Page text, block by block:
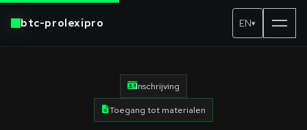
btc-prolexipro EN▾
Inschrijving
Toegang tot materialen